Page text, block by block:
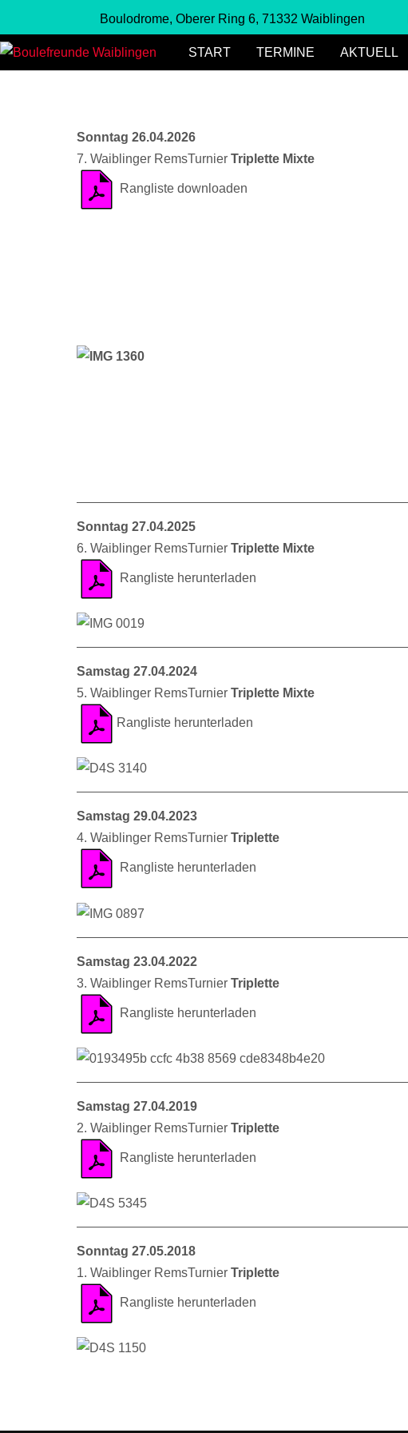
Boulodrome, Oberer Ring 6, 71332 Waiblingen
START TERMINE AKTUELL
Sonntag 26.04.2026
7. Waiblinger RemsTurnier Triplette Mixte
Rangliste downloaden
Sonntag 27.04.2025
6. Waiblinger RemsTurnier Triplette Mixte
Rangliste herunterladen
Samstag 27.04.2024
5. Waiblinger RemsTurnier Triplette Mixte
Rangliste herunterladen
Samstag 29.04.2023
4. Waiblinger RemsTurnier Triplette
Rangliste herunterladen
Samstag 23.04.2022
3. Waiblinger RemsTurnier Triplette
Rangliste herunterladen
Samstag 27.04.2019
2. Waiblinger RemsTurnier Triplette
Rangliste herunterladen
Sonntag 27.05.2018
1. Waiblinger RemsTurnier Triplette
Rangliste herunterladen